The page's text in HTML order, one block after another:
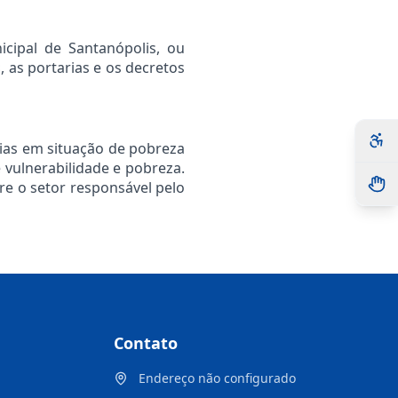
de Santanópolis, ou
as portarias e os decretos
em situação de pobreza
e pobreza.
o setor responsável pelo
Contato
Endereço não configurado